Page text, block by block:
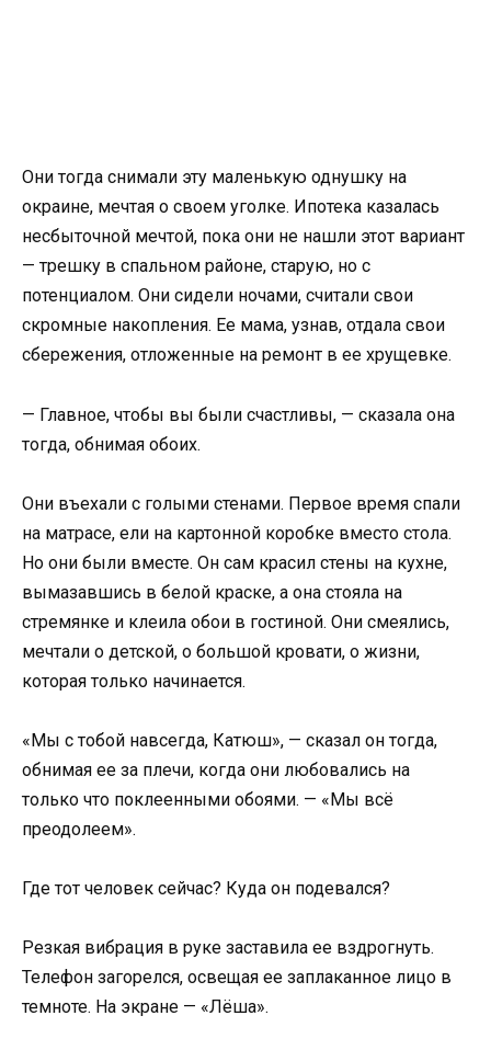
Они тогда снимали эту маленькую однушку на
окраине, мечтая о своем уголке. Ипотека казалась
несбыточной мечтой, пока они не нашли этот вариант
— трешку в спальном районе, старую, но с
потенциалом. Они сидели ночами, считали свои
скромные накопления. Ее мама, узнав, отдала свои
сбережения, отложенные на ремонт в ее хрущевке.
— Главное, чтобы вы были счастливы, — сказала она
тогда, обнимая обоих.
Они въехали с голыми стенами. Первое время спали
на матрасе, ели на картонной коробке вместо стола.
Но они были вместе. Он сам красил стены на кухне,
вымазавшись в белой краске, а она стояла на
стремянке и клеила обои в гостиной. Они смеялись,
мечтали о детской, о большой кровати, о жизни,
которая только начинается.
«Мы с тобой навсегда, Катюш», — сказал он тогда,
обнимая ее за плечи, когда они любовались на
только что поклеенными обоями. — «Мы всё
преодолеем».
Где тот человек сейчас? Куда он подевался?
Резкая вибрация в руке заставила ее вздрогнуть.
Телефон загорелся, освещая ее заплаканное лицо в
темноте. На экране — «Лёша».